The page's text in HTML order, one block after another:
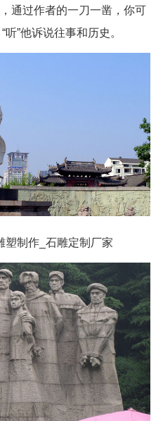
通过作者的一刀一凿，你可
”他诉说往事和历史。
塑制作_石雕定制厂家